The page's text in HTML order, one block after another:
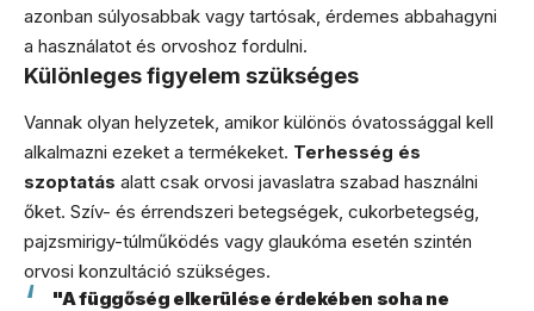
azonban súlyosabbak vagy tartósak, érdemes abbahagyni
a használatot és orvoshoz fordulni.
Különleges figyelem szükséges
Vannak olyan helyzetek, amikor különös óvatossággal kell
alkalmazni ezeket a termékeket. Terhesség és
szoptatás alatt csak orvosi javaslatra szabad használni
őket. Szív- és érrendszeri betegségek, cukorbetegség,
pajzsmirigy-túlműködés vagy glaukóma esetén szintén
orvosi konzultáció szükséges.
"A függőség elkerülése érdekében soha ne